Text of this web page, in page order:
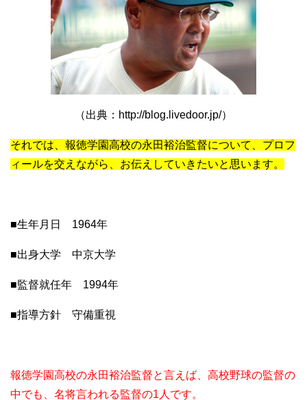
（出典：http://blog.livedoor.jp/）
それでは、報徳学園高校の永田裕治監督について、プロフ
ィールを交えながら、お伝えしていきたいと思います。
■生年月日 1964年
■出身大学 中京大学
■監督就任年 1994年
■指導方針 守備重視
報徳学園高校の永田裕治監督と言えば、高校野球の監督の
中でも、名将言われる監督の1人です。